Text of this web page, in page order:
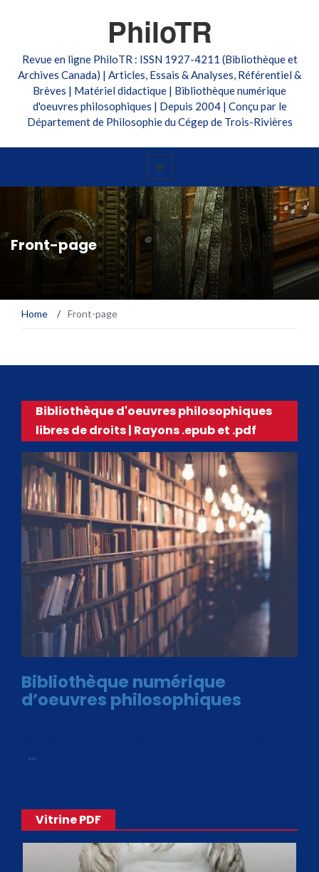
PhiloTR
Revue en ligne PhiloTR : ISSN 1927-4211 (Bibliothèque et
Archives Canada) | Articles, Essais & Analyses, Référentiel &
Brèves | Matériel didactique | Bibliothèque numérique
d'oeuvres philosophiques | Depuis 2004 | Conçu par le
Département de Philosophie du Cégep de Trois-Rivières
Front-page
Home / Front-page
Bibliothèque d'oeuvres philosophiques
libres de droits | Rayons .epub et .pdf
Bibliothèque numérique
d’oeuvres philosophiques
…
Vitrine PDF